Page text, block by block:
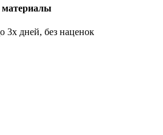
материалы
3х дней, без наценок